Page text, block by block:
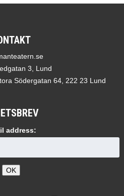
3, Lund
Södergatan 64, 222 23 Lund
address: